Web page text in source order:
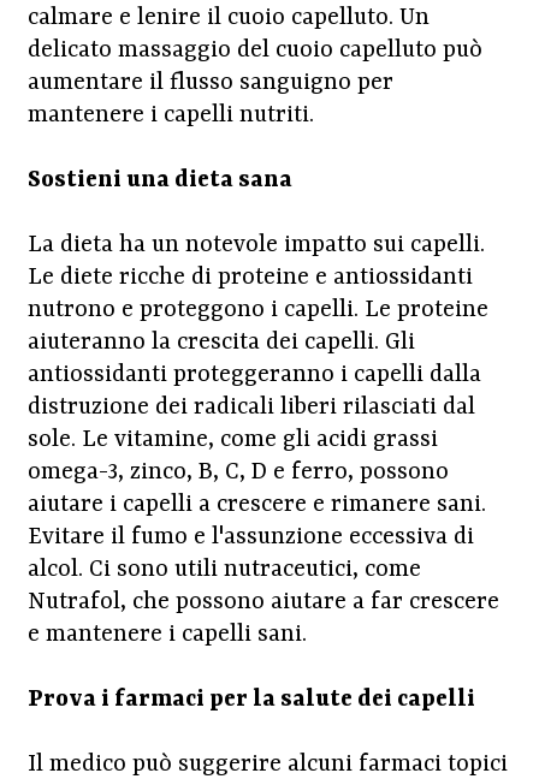
calmare e lenire il cuoio capelluto. Un
delicato massaggio del cuoio capelluto può
aumentare il flusso sanguigno per
mantenere i capelli nutriti.
Sostieni una dieta sana
La dieta ha un notevole impatto sui capelli.
Le diete ricche di proteine e antiossidanti
nutrono e proteggono i capelli. Le proteine
aiuteranno la crescita dei capelli. Gli
antiossidanti proteggeranno i capelli dalla
distruzione dei radicali liberi rilasciati dal
sole. Le vitamine, come gli acidi grassi
omega-3, zinco, B, C, D e ferro, possono
aiutare i capelli a crescere e rimanere sani.
Evitare il fumo e l'assunzione eccessiva di
alcol. Ci sono utili nutraceutici, come
Nutrafol, che possono aiutare a far crescere
e mantenere i capelli sani.
Prova i farmaci per la salute dei capelli
Il medico può suggerire alcuni farmaci topici